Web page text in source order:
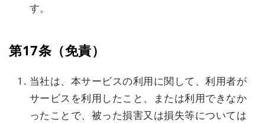
す。
第17条（免責）
当社は、本サービスの利用に関して、利用者が
サービスを利用したこと、または利用できなか
ったことで、被った損害又は損失等については